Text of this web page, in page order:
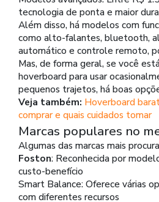
tecnologia de ponta e maior
Além disso, há modelos com
como alto-falantes, bluetooth,
automático e controle remoto,
Mas, de forma geral, se você
hoverboard para usar
pequenos trajetos, há boas
Veja também: Hoverboard
comprar e quais cuidados tomar
Marcas populares no
Algumas das marcas mais
Foston: Reconhecida por
custo-benefício
Smart Balance: Oferece várias
com diferentes recursos